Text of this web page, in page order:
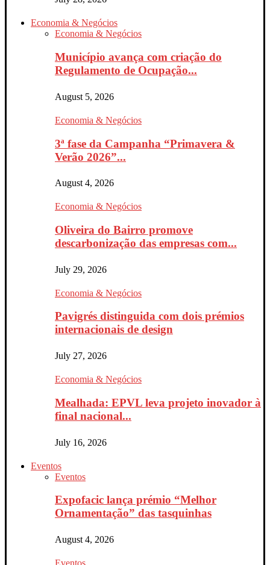
Economia & Negócios
Economia & Negócios
Município avança com criação do
Regulamento de Ocupação...
August 5, 2026
Economia & Negócios
3ª fase da Campanha “Primavera &
Verão 2026”...
August 4, 2026
Economia & Negócios
Oliveira do Bairro promove
descarbonização das empresas com...
July 29, 2026
Economia & Negócios
Pavigrés distinguida com dois prémios
internacionais de design
July 27, 2026
Economia & Negócios
Mealhada: EPVL leva projeto inovador à
final nacional...
July 16, 2026
Eventos
Eventos
Expofacic lança prémio “Melhor
Ornamentação” das tasquinhas
August 4, 2026
Eventos